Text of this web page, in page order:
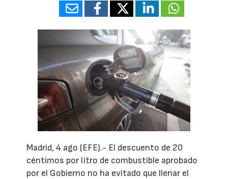
Madrid, 4 ago (EFE).- El descuento de 20
céntimos por litro de combustible aprobado
por el Gobierno no ha evitado que llenar el